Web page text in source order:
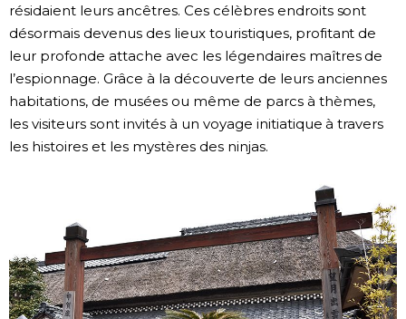
résidaient leurs ancêtres. Ces célèbres endroits sont
désormais devenus des lieux touristiques, profitant de
leur profonde attache avec les légendaires maîtres de
l’espionnage. Grâce à la découverte de leurs anciennes
habitations, de musées ou même de parcs à thèmes,
les visiteurs sont invités à un voyage initiatique à travers
les histoires et les mystères des ninjas.